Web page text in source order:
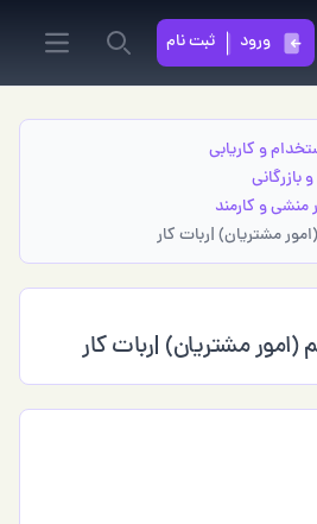
ورود
ثبت نام
menu
و کاریابی
بازرگانی
منشی و کارمند
مشتریان) |ربات کار
(امور مشتریان) |ربات کار